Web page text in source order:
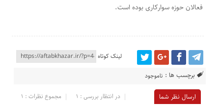
فعالان حوزه سوارکاری بوده است.
لینک کوتاه
برچسب ها : ناموجود
ارسال نظر شما مجموع نظرات : 1
در انتظار بررسی : 1